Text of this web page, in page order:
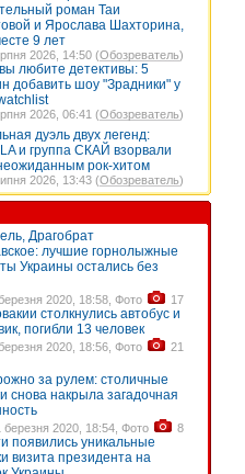
роман Таи
и Ярослава Шахторина,
9 лет
2026, 14:50 (Обозреватель)
любите детективы: 5
добавить шоу "Зрадники" у
2026, 06:41 (Обозреватель)
дуэль двух легенд:
и группа СКАЙ взорвали
рок-хитом
2026, 13:43 (Обозреватель)
Драгобрат
лучшие горнолыжные
Украины остались без
2020, 18:58, Фото 17
столкнулись автобус и
погибли 13 человек
2020, 18:56, Фото 21
за рулем: столичные
снова накрыла загадочная
березня 2020, 18:54, Фото 8
появились уникальные
визита президента на